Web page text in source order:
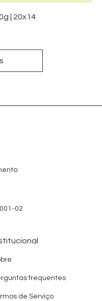
| 20x14
02
frequentes
de Serviço